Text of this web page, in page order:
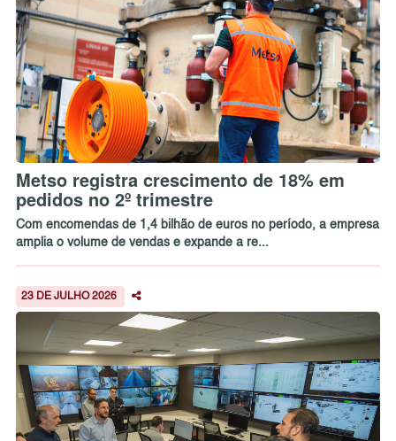
Metso registra crescimento de 18% em
pedidos no 2º trimestre
Com encomendas de 1,4 bilhão de euros no período, a empresa
amplia o volume de vendas e expande a re...
23 DE JULHO 2026